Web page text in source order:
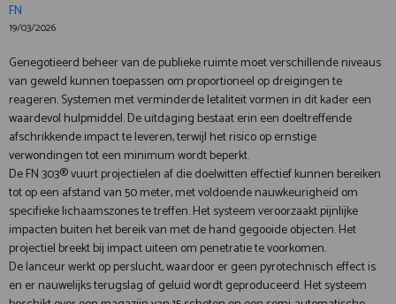
FN
19/03/2026
Genegotieerd beheer van de publieke ruimte moet verschillende niveaus
van geweld kunnen toepassen om proportioneel op dreigingen te
reageren. Systemen met verminderde letaliteit vormen in dit kader een
waardevol hulpmiddel. De uitdaging bestaat erin een doeltreffende
afschrikkende impact te leveren, terwijl het risico op ernstige
verwondingen tot een minimum wordt beperkt.
De FN 303® vuurt projectielen af die doelwitten effectief kunnen bereiken
tot op een afstand van 50 meter, met voldoende nauwkeurigheid om
specifieke lichaamszones te treffen. Het systeem veroorzaakt pijnlijke
impacten buiten het bereik van met de hand gegooide objecten. Het
projectiel breekt bij impact uiteen om penetratie te voorkomen.
De lanceur werkt op perslucht, waardoor er geen pyrotechnisch effect is
en er nauwelijks terugslag of geluid wordt geproduceerd. Het systeem